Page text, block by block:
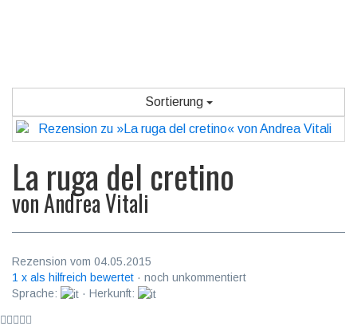
Sortierung
La ruga del cretino
vonAndrea Vitali
Rezension vom 04.05.2015
1 x als hilfreich bewertet · noch unkommentiert
Sprache:
· Herkunft: